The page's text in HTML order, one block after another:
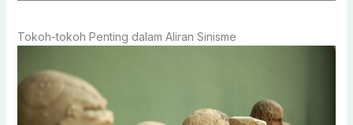
Tokoh-tokoh Penting dalam Aliran Sinisme